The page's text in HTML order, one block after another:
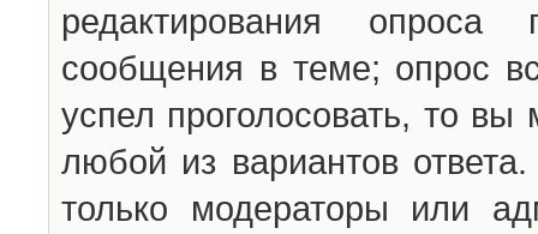
редактирования опроса
сообщения в теме; опрос
успел проголосовать, то вы
любой из вариантов
только модераторы или